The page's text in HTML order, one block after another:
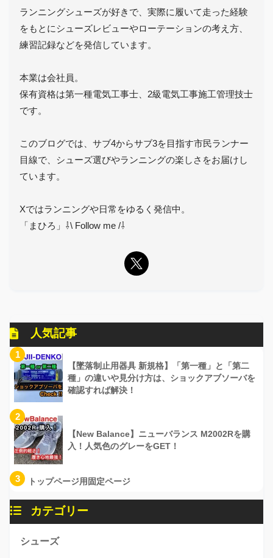
ランニングシューズが好きで、実際に履いて走った経験
をもとにシューズレビューやローテーションの考え方、
練習記録などを発信しています。
本業は会社員。
保有資格は第一種電気工事士、2級電気工事施工管理技士
です。
このブログでは、サブ4からサブ3を目指す市民ランナー
目線で、シューズ選びやランニングの楽しさをお届けし
ています。
Xではランニングや日常をゆるく発信中。
「まひろ」⇩\ Follow me /⇩
人気記事
1
【墜落制止用器具 新規格】「第一種」と「第二
種」の違いや見分け方は、ショックアブソーバを
確認すれば解決！
2
【New Balance】ニューバランス M2002Rを購
入！人気色のグレーをGET！
3 トップページ用固定ページ
カテゴリー
シューズ